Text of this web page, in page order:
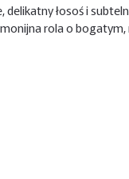
delikatny łosoś i
rola o